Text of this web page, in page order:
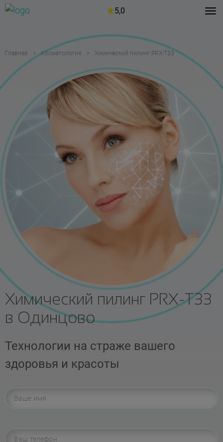
5,0
Главная Косметология Химический пилинг PRX-T33
Химический пилинг PRX-T33
в Одинцово
Технологии на страже вашего
здоровья и красоты